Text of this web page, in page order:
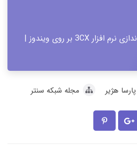
آموزش نصب و راه اندازی نرم افزار 3CX بر روی ویندوز |
پارسا هژیر مجله شبکه سنتر